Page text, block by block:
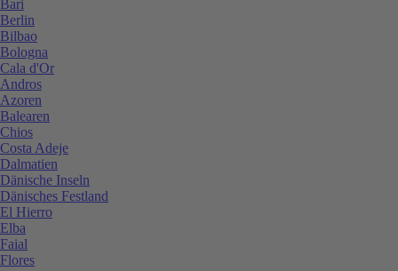
Bari
Berlin
Bilbao
Bologna
Cala d'Or
Andros
Azoren
Balearen
Chios
Costa Adeje
Dalmatien
Dänische Inseln
Dänisches Festland
El Hierro
Elba
Faial
Flores